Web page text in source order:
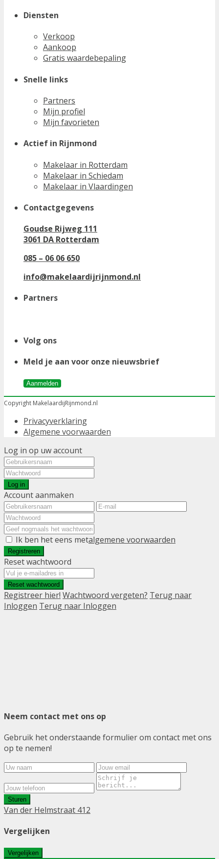
Diensten
Verkoop
Aankoop
Gratis waardebepaling
Snelle links
Partners
Mijn profiel
Mijn favorieten
Actief in Rijnmond
Makelaar in Rotterdam
Makelaar in Schiedam
Makelaar in Vlaardingen
Contactgegevens
Goudse Rijweg 111
3061 DA Rotterdam
085 – 06 06 650
info@makelaardijrijnmond.nl
Partners
Volg ons
Meld je aan voor onze nieuwsbrief
Aanmelden
Copyright MakelaardijRijnmond.nl
Privacyverklaring
Algemene voorwaarden
Log in op uw account
Log in
Account aanmaken
Ik ben het eens metalgemene voorwaarden
Registreren
Reset wachtwoord
Reset wachtwoord
Registreer hier! Wachtwoord vergeten? Terug naar
Inloggen Terug naar Inloggen
Neem contact met ons op
Gebruik het onderstaande formulier om contact met ons
op te nemen!
Sturen
Van der Helmstraat 412
Vergelijken
Vergelijken